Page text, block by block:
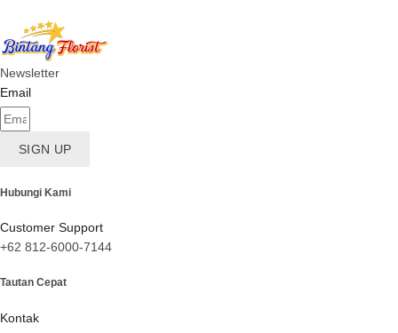
Newsletter
Email
SIGN UP
Hubungi Kami
Customer Support
+62 812-6000-7144
Tautan Cepat
Kontak